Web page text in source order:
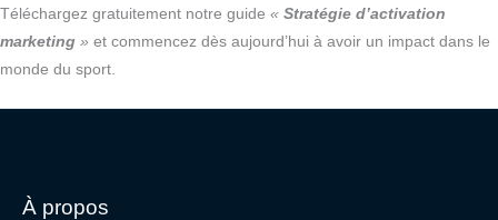
Téléchargez gratuitement notre guide « Stratégie d’activation
marketing » et commencez dès aujourd’hui à avoir un impact dans le
monde du sport.
À propos